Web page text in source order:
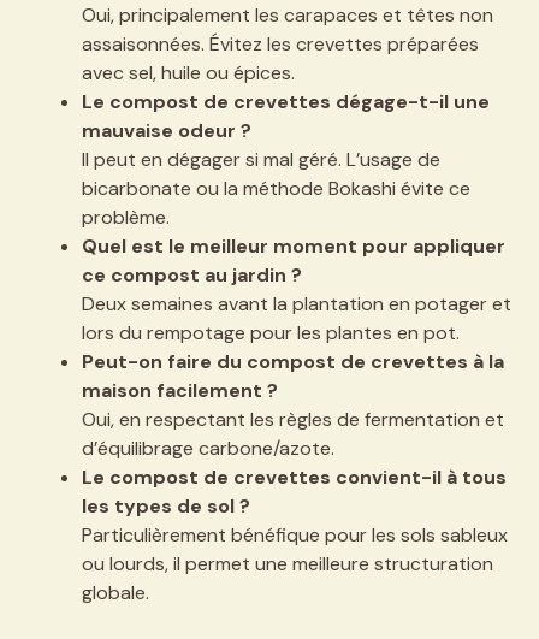
Oui, principalement les carapaces et têtes non
assaisonnées. Évitez les crevettes préparées
avec sel, huile ou épices.
Le compost de crevettes dégage-t-il une
mauvaise odeur ?
Il peut en dégager si mal géré. L’usage de
bicarbonate ou la méthode Bokashi évite ce
problème.
Quel est le meilleur moment pour appliquer
ce compost au jardin ?
Deux semaines avant la plantation en potager et
lors du rempotage pour les plantes en pot.
Peut-on faire du compost de crevettes à la
maison facilement ?
Oui, en respectant les règles de fermentation et
d’équilibrage carbone/azote.
Le compost de crevettes convient-il à tous
les types de sol ?
Particulièrement bénéfique pour les sols sableux
ou lourds, il permet une meilleure structuration
globale.